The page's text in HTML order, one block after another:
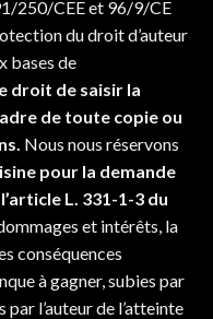
250/CEE et 96/9/CE
du droit d’auteur
bases de
droit de saisir la
de toute copie ou
Nous nous réservons
pour la demande
L. 331-1-3 du
et intérêts, la
conséquences
à gagner, subies par
l’auteur de l’atteinte